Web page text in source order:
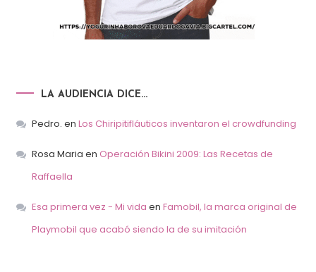
LA AUDIENCIA DICE…
Pedro. en Los Chiripitifláuticos inventaron el crowdfunding
Rosa Maria en Operación Bikini 2009: Las Recetas de
Raffaella
Esa primera vez - Mi vida en Famobil, la marca original de
Playmobil que acabó siendo la de su imitación